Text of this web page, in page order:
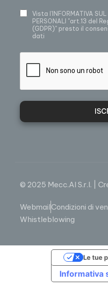
Vista l’INFORMATIVA
PERSONALI "art.13 del
(GDPR)" presto il
dati
© 2025 Mecc.Al S.r.l. |
WebmailCondizioni di
Whistleblowing
Informativa
Le tue